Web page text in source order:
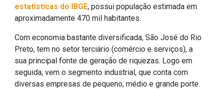
estatísticas do IBGE, possui população estimada em
aproximadamente 470 mil habitantes.
Com economia bastante diversificada, São José do Rio
Preto, tem no setor terciário (comércio e serviços), a
sua principal fonte de geração de riquezas. Logo em
seguida, vem o segmento industrial, que conta com
diversas empresas de pequeno, médio e grande porte.